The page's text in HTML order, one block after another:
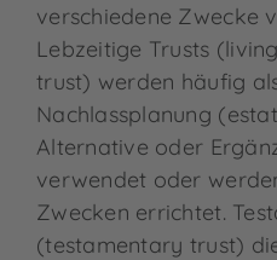
verschiedene Zwecke
Lebzeitige Trusts
trust) werden häufig
Nachlassplanung
Alternative oder
verwendet oder
Zwecken errichtet.
(testamentary trust)